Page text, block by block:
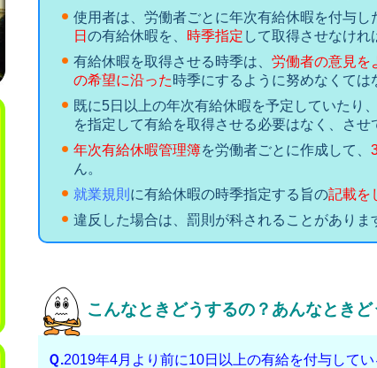
使用者は、労働者ごとに年次有給休暇を付与し
日 の有給休暇を、 時季指定 して取得させなけれ
有給休暇を取得させる時季は、 労働者の意見を
の希望に沿った時季にするように努めなくては
既に5日以上の年次有給休暇を予定していたり
を指定して有給を取得させる必要はなく、させ
年次有給休暇管理簿を労働者ごとに作成して、
ん。
就業規則 に有給休暇の時季指定する旨の記載を
違反した場合は、罰則が科されることがありま
こんなときどうするの？あんなときど
2019年4月より前に10日以上の有給を付与して